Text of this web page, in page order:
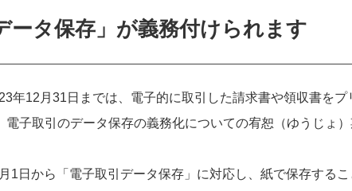
ータ保存」が義務付けられます
年12月31日までは、電子的に取引した請求書や領収書を
子取引のデータ保存の義務化についての宥恕（ゆうじょ）
1日から「電子取引データ保存」に対応し、紙で保存する